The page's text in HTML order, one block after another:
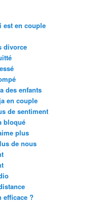
est en couple
divorce
des enfants
en couple
de sentiment
bloqué
plus
de nous
efficace ?